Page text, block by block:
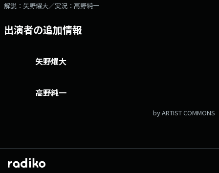
解説：矢野燿大／実況：高野純一
出演者の追加情報
矢野燿大
高野純一
by ARTIST COMMONS